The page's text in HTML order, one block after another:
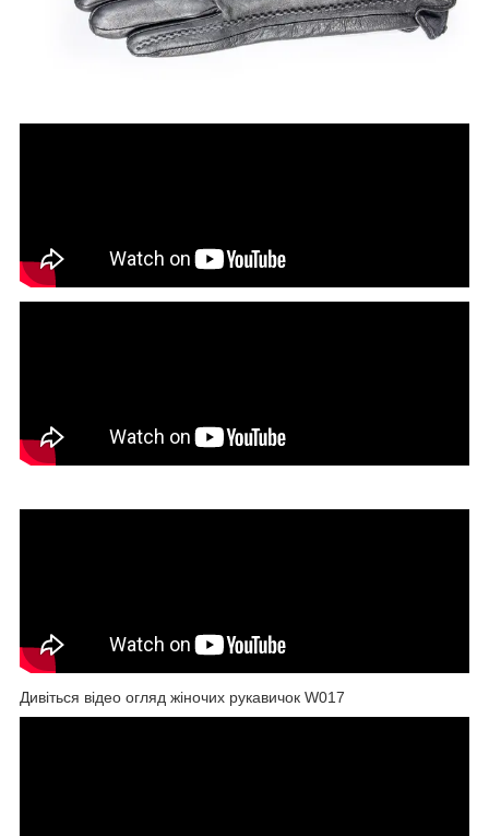
Дивіться відео огляд жіночих рукавичок W017